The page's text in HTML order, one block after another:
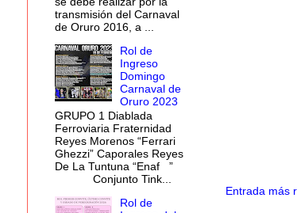
Entrada más
transmisión del Carnaval
de Oruro 2016, a ...
Rol de
Ingreso
Domingo
Carnaval de
Oruro 2023
GRUPO 1 Diablada
Ferroviaria Fraternidad
Reyes Morenos “Ferrari
Ghezzi” Caporales Reyes
De La Tuntuna “Enaf ”
Conjunto Tink...
Rol de